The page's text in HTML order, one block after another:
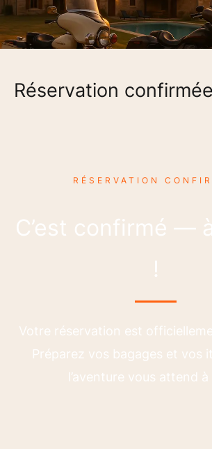
Aller
au
contenu
Réservation confirmée
RÉSERVATION
C’est confirmé —
!
Votre réservation est
Préparez vos bagages et vos
l’aventure vous attend à